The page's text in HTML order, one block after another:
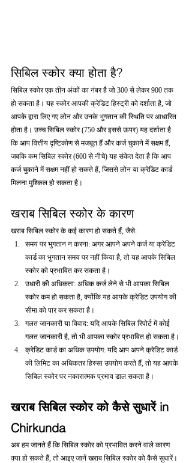
सिबिल स्कोर क्या होता है?
सिबिल स्कोर एक तीन अंकों का नंबर है जो 300 से लेकर 900 तक
हो सकता है। यह स्कोर आपकी क्रेडिट हिस्ट्री को दर्शाता है, जो
आपके द्वारा लिए गए लोन और उनके भुगतान की स्थिति पर आधारित
होता है। उच्च सिबिल स्कोर (750 और इससे ऊपर) यह दर्शाता है
कि आप वित्तीय दृष्टिकोण से मजबूत हैं और कर्ज चुकाने में सक्षम हैं,
जबकि कम सिबिल स्कोर (600 से नीचे) यह संकेत देता है कि आप
कर्ज चुकाने में सक्षम नहीं हो सकते हैं, जिससे लोन या क्रेडिट कार्ड
मिलना मुश्किल हो सकता है।
खराब सिबिल स्कोर के कारण
खराब सिबिल स्कोर के कई कारण हो सकते हैं, जैसे:
समय पर भुगतान न करना: अगर आपने अपने कर्ज या क्रेडिट
कार्ड का भुगतान समय पर नहीं किया है, तो यह आपके सिबिल
स्कोर को प्रभावित कर सकता है।
उधारी की अधिकता: अधिक कर्ज लेने से भी आपका सिबिल
स्कोर कम हो सकता है, क्योंकि यह आपके क्रेडिट उपयोग की
सीमा को पार कर सकता है।
गलत जानकारी या विवाद: यदि आपके सिबिल रिपोर्ट में कोई
गलत जानकारी है, तो भी आपका स्कोर प्रभावित हो सकता है।
क्रेडिट कार्ड का अधिक उपयोग: यदि आप अपने क्रेडिट कार्ड
की लिमिट का अधिकतर हिस्सा उपयोग करते हैं, तो यह आपके
सिबिल स्कोर पर नकारात्मक प्रभाव डाल सकता है।
खराब सिबिल स्कोर को कैसे सुधारें in
Chirkunda
अब हम जानते हैं कि सिबिल स्कोर को प्रभावित करने वाले कारण
क्या हो सकते हैं, तो आइए जानें खराब सिबिल स्कोर को कैसे सुधारें।